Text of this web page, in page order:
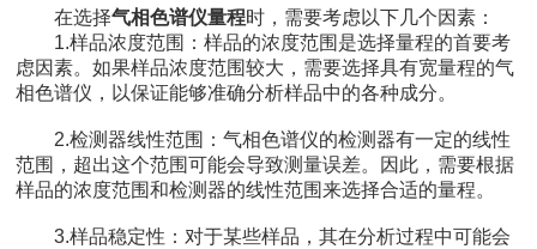
在选择气相色谱仪量程时，需要考虑以下几个因素：
1.样品浓度范围：样品的浓度范围是选择量程的首要考
虑因素。如果样品浓度范围较大，需要选择具有宽量程的气
相色谱仪，以保证能够准确分析样品中的各种成分。
2.检测器线性范围：气相色谱仪的检测器有一定的线性
范围，超出这个范围可能会导致测量误差。因此，需要根据
样品的浓度范围和检测器的线性范围来选择合适的量程。
3.样品稳定性：对于某些样品，其在分析过程中可能会